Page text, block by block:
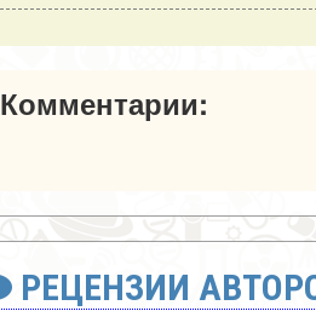
Комментарии:
РЕЦЕНЗИИ